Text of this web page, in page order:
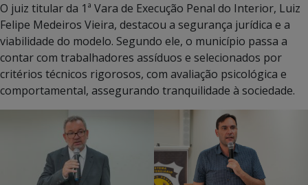
O juiz titular da 1ª Vara de Execução Penal do Interior, Luiz
Felipe Medeiros Vieira, destacou a segurança jurídica e a
viabilidade do modelo. Segundo ele, o município passa a
contar com trabalhadores assíduos e selecionados por
critérios técnicos rigorosos, com avaliação psicológica e
comportamental, assegurando tranquilidade à sociedade.